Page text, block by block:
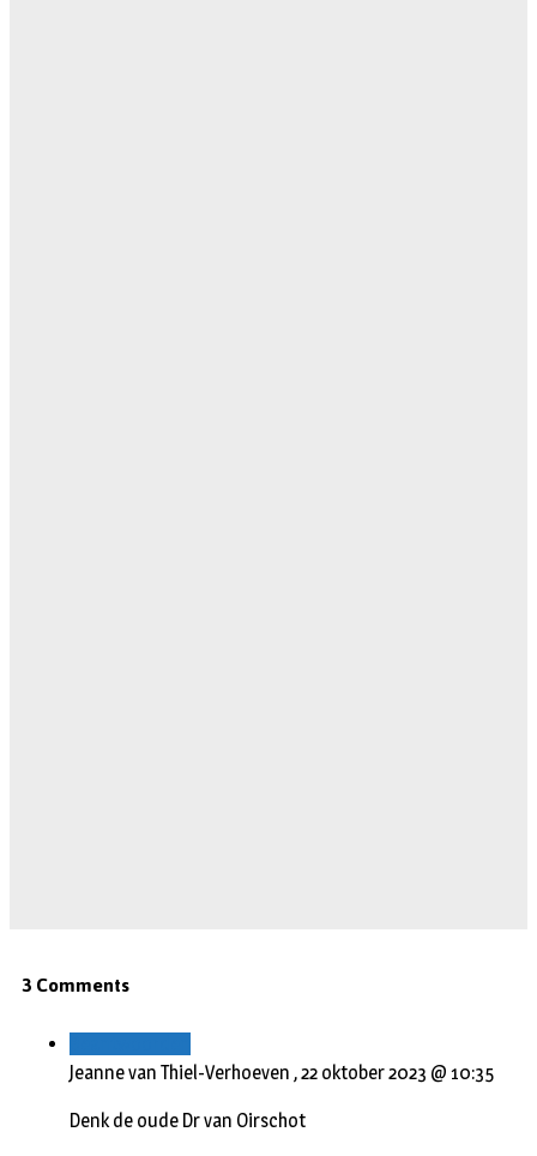
3 Comments
Jeanne van Thiel-Verhoeven ,22 oktober 2023 @ 10:35
Denk de oude Dr van Oirschot